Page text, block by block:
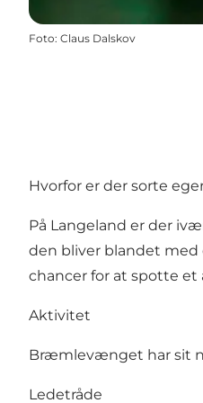
Foto: Claus Dalskov
Hvorfor er der sorte
På Langeland er der
den bliver blandet med
chancer for at spotte et
Aktivitet
Bræmlevænget har sit
Ledetråde